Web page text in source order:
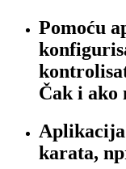
Pomoću
Čak i ako
karata,